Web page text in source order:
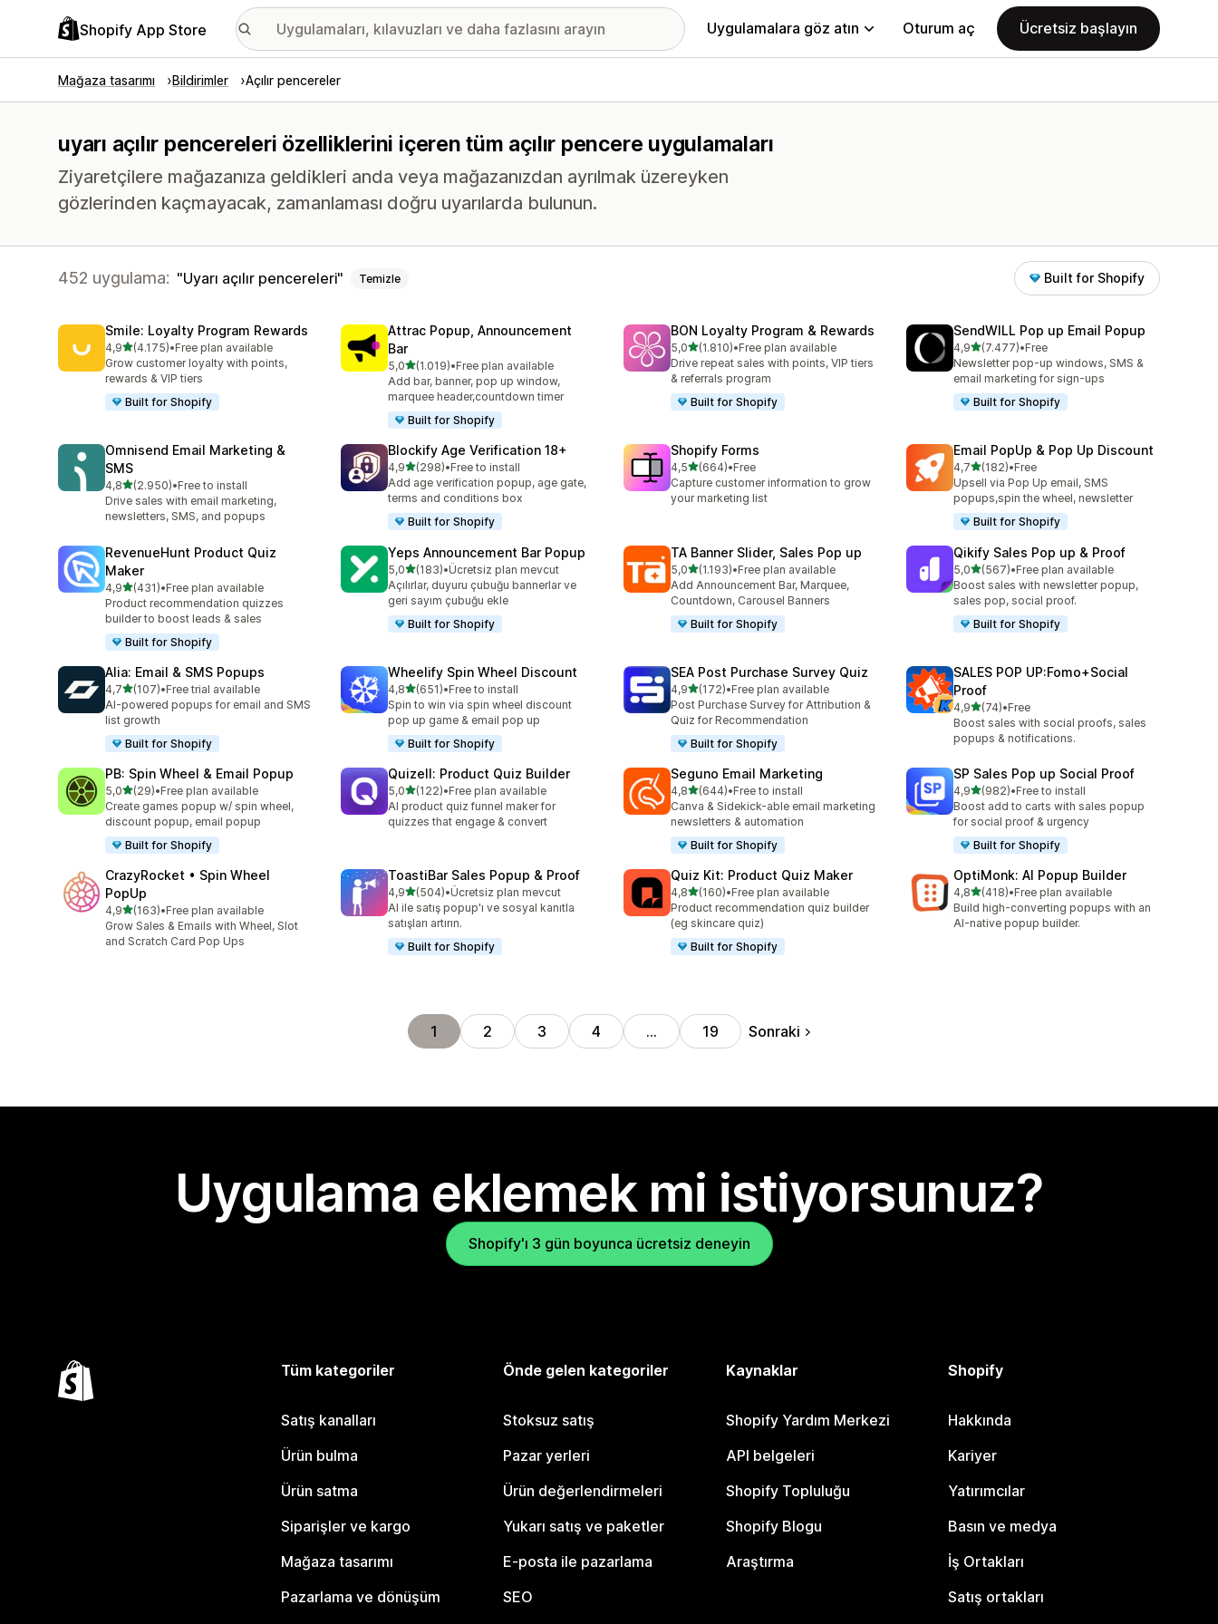
Shopify App Store Uygulamalara göz atın Oturum aç Ücretsiz başlayın
Mağaza tasarımı Bildirimler Açılır pencereler
uyarı açılır pencereleri özelliklerini içeren tüm açılır pencere uygulamaları
Ziyaretçilere mağazanıza geldikleri anda veya mağazanızdan ayrılmak üzereyken
gözlerinden kaçmayacak, zamanlaması doğru uyarılarda bulunun.
452 uygulama: Uyarı açılır pencereleri Temizle Built for Shopify
Smile: Loyalty Program Rewards
4,95 yıldız üzerinden
(4.175)
toplam 4175 değerlendirme
•Free plan available
Grow customer loyalty with points,
rewards & VIP tiers
Built for Shopify
Attrac Popup, Announcement
Bar
5,05 yıldız üzerinden
(1.019)
toplam 1019 değerlendirme
•Free plan available
Add bar, banner, pop up window,
marquee header,countdown timer
Built for Shopify
BON Loyalty Program & Rewards
5,05 yıldız üzerinden
(1.810)
toplam 1810 değerlendirme
•Free plan available
Drive repeat sales with points, VIP tiers
& referrals program
Built for Shopify
SendWILL Pop up Email Popup
4,95 yıldız üzerinden
(7.477)
toplam 7477 değerlendirme
•Free
Newsletter pop-up windows, SMS &
email marketing for sign-ups
Built for Shopify
Omnisend Email Marketing &
SMS
4,85 yıldız üzerinden
(2.950)
toplam 2950 değerlendirme
•Free to install
Drive sales with email marketing,
newsletters, SMS, and popups
Blockify Age Verification 18+
4,95 yıldız üzerinden
(298)
toplam 298 değerlendirme
•Free to install
Add age verification popup, age gate,
terms and conditions box
Built for Shopify
Shopify Forms
4,55 yıldız üzerinden
(664)
toplam 664 değerlendirme
•Free
Capture customer information to grow
your marketing list
Email PopUp & Pop Up Discount
4,75 yıldız üzerinden
(182)
toplam 182 değerlendirme
•Free
Upsell via Pop Up email, SMS
popups,spin the wheel, newsletter
Built for Shopify
RevenueHunt Product Quiz
Maker
4,95 yıldız üzerinden
(431)
toplam 431 değerlendirme
•Free plan available
Product recommendation quizzes
builder to boost leads & sales
Built for Shopify
Yeps Announcement Bar Popup
5,05 yıldız üzerinden
(183)
toplam 183 değerlendirme
•Ücretsiz plan mevcut
Açılırlar, duyuru çubuğu bannerlar ve
geri sayım çubuğu ekle
Built for Shopify
TA Banner Slider, Sales Pop up
5,05 yıldız üzerinden
(1.193)
toplam 1193 değerlendirme
•Free plan available
Add Announcement Bar, Marquee,
Countdown, Carousel Banners
Built for Shopify
Qikify Sales Pop up & Proof
5,05 yıldız üzerinden
(567)
toplam 567 değerlendirme
•Free plan available
Boost sales with newsletter popup,
sales pop, social proof.
Built for Shopify
Alia: Email & SMS Popups
4,75 yıldız üzerinden
(107)
toplam 107 değerlendirme
•Free trial available
AI-powered popups for email and SMS
list growth
Built for Shopify
Wheelify Spin Wheel Discount
4,85 yıldız üzerinden
(651)
toplam 651 değerlendirme
•Free to install
Spin to win via spin wheel discount
pop up game & email pop up
Built for Shopify
SEA Post Purchase Survey Quiz
4,95 yıldız üzerinden
(172)
toplam 172 değerlendirme
•Free plan available
Post Purchase Survey for Attribution &
Quiz for Recommendation
Built for Shopify
SALES POP UP:Fomo+Social
Proof
4,95 yıldız üzerinden
(74)
toplam 74 değerlendirme
•Free
Boost sales with social proofs, sales
popups & notifications.
PB: Spin Wheel & Email Popup
5,05 yıldız üzerinden
(29)
toplam 29 değerlendirme
•Free plan available
Create games popup w/ spin wheel,
discount popup, email popup
Built for Shopify
Quizell: Product Quiz Builder
5,05 yıldız üzerinden
(122)
toplam 122 değerlendirme
•Free plan available
AI product quiz funnel maker for
quizzes that engage & convert
Seguno Email Marketing
4,85 yıldız üzerinden
(644)
toplam 644 değerlendirme
•Free to install
Canva & Sidekick-able email marketing
newsletters & automation
Built for Shopify
SP Sales Pop up Social Proof
4,95 yıldız üzerinden
(982)
toplam 982 değerlendirme
•Free to install
Boost add to carts with sales popup
for social proof & urgency
Built for Shopify
CrazyRocket • Spin Wheel
PopUp
4,95 yıldız üzerinden
(163)
toplam 163 değerlendirme
•Free plan available
Grow Sales & Emails with Wheel, Slot
and Scratch Card Pop Ups
ToastiBar Sales Popup & Proof
4,95 yıldız üzerinden
(504)
toplam 504 değerlendirme
•Ücretsiz plan mevcut
AI ile satış popup'ı ve sosyal kanıtla
satışları artırın.
Built for Shopify
Quiz Kit: Product Quiz Maker
4,85 yıldız üzerinden
(160)
toplam 160 değerlendirme
•Free plan available
Product recommendation quiz builder
(eg skincare quiz)
Built for Shopify
OptiMonk: AI Popup Builder
4,85 yıldız üzerinden
(418)
toplam 418 değerlendirme
•Free plan available
Build high-converting popups with an
AI-native popup builder.
1 2 3 4 … 19 Sonraki
Uygulama eklemek mi istiyorsunuz?
Shopify'ı 3 gün boyunca ücretsiz deneyin
Tüm kategoriler
Satış kanalları
Ürün bulma
Ürün satma
Siparişler ve kargo
Mağaza tasarımı
Pazarlama ve dönüşüm
Önde gelen kategoriler
Stoksuz satış
Pazar yerleri
Ürün değerlendirmeleri
Yukarı satış ve paketler
E-posta ile pazarlama
SEO
Kaynaklar
Shopify Yardım Merkezi
API belgeleri
Shopify Topluluğu
Shopify Blogu
Araştırma
Shopify
Hakkında
Kariyer
Yatırımcılar
Basın ve medya
İş Ortakları
Satış ortakları